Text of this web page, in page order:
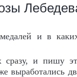
и в
сразу, и пишу
выработались